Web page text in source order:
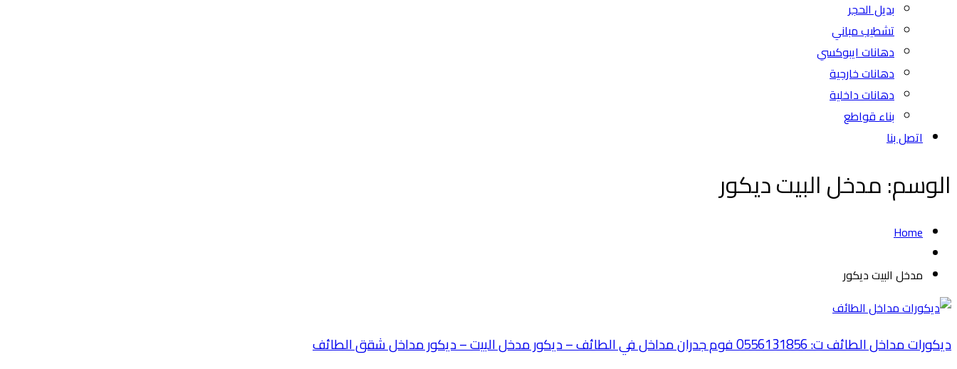
بديل الحجر
تشطيب مباني
دهانات ايبوكسي
دهانات خارجية
دهانات داخلية
بناء قواطع
اتصل بنا
الوسم:مدخل البيت ديكور
Home
مدخل البيت ديكور
ديكورات مداخل الطائف ت: 0556131856 فوم جدران مداخل في الطائف – ديكور مدخل البيت – ديكور مداخل شقق الطائف